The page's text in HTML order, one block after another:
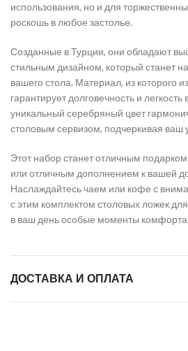
использования, но и для
роскошь в любое застолье.
Созданные в Турции, они обладают
стильным дизайном, который станет
вашего стола. Материал, из которого
гарантирует долговечность и
уникальный серебряный цвет
столовым сервизом, подчеркивая ваш
Этот набор станет отличным
или отличным дополнением к вашей
Наслаждайтесь чаем или кофе с
с этим комплектом столовых ложек
в ваш день особые моменты комфорта
ДОСТАВКА И ОПЛАТА